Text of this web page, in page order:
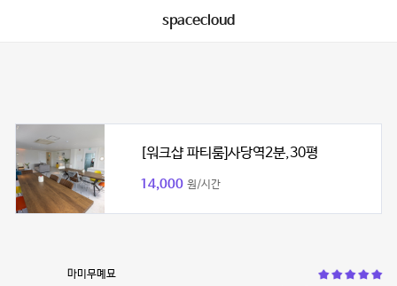
spacecloud
[워크샵 파티룸]사당역2분,30평
14,000 원/시간
마미무몌묘